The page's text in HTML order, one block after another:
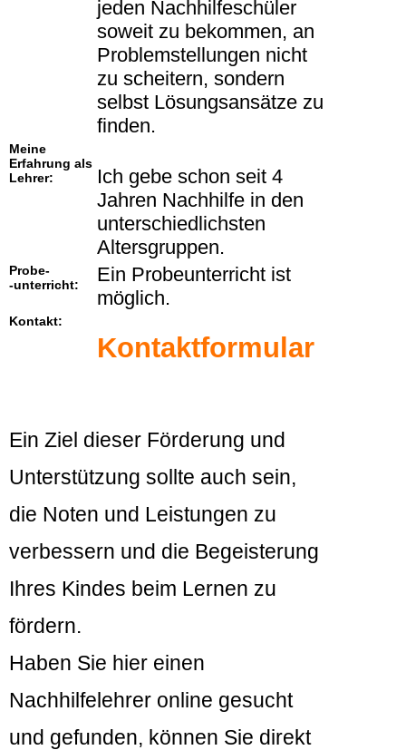
jeden Nachhilfeschüler
soweit zu bekommen, an
Problemstellungen nicht
zu scheitern, sondern
selbst Lösungsansätze zu
finden.
Meine
Erfahrung als
Lehrer:
Ich gebe schon seit 4
Jahren Nachhilfe in den
unterschiedlichsten
Altersgruppen.
Probe-
-unterricht:
Ein Probeunterricht ist
möglich.
Kontakt:
Kontaktformular
Ein Ziel dieser Förderung und
Unterstützung sollte auch sein,
die Noten und Leistungen zu
verbessern und die Begeisterung
Ihres Kindes beim Lernen zu
fördern.
Haben Sie hier einen
Nachhilfelehrer online gesucht
und gefunden, können Sie direkt